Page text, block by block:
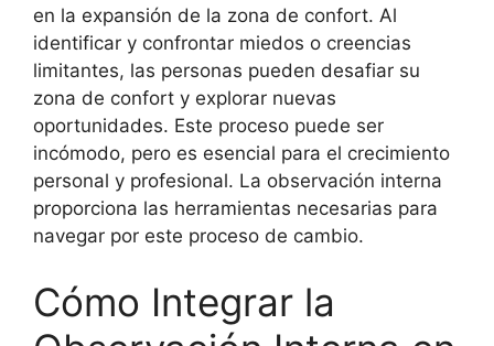
en la expansión de la zona de confort. Al
identificar y confrontar miedos o creencias
limitantes, las personas pueden desafiar su
zona de confort y explorar nuevas
oportunidades. Este proceso puede ser
incómodo, pero es esencial para el crecimiento
personal y profesional. La observación interna
proporciona las herramientas necesarias para
navegar por este proceso de cambio.
Cómo Integrar la